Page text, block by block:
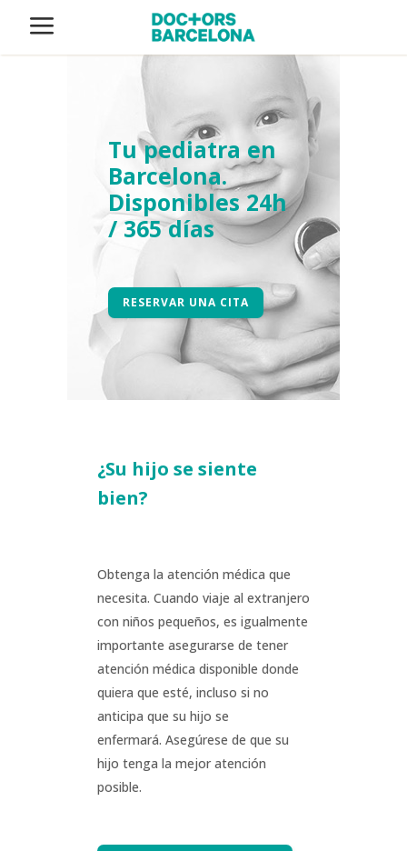
Tu pediatra en
Barcelona.
Disponibles 24h
/ 365 días
RESERVAR UNA CITA
¿Su hijo se siente
bien?
Obtenga la atención médica que
necesita. Cuando viaje al extranjero
con niños pequeños, es igualmente
importante asegurarse de tener
atención médica disponible donde
quiera que esté, incluso si no
anticipa que su hijo se
enfermará. Asegúrese de que su
hijo tenga la mejor atención
posible.